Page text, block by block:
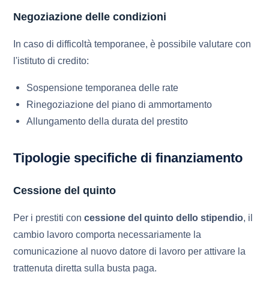
Negoziazione delle condizioni
In caso di difficoltà temporanee, è possibile valutare con
l'istituto di credito:
Sospensione temporanea delle rate
Rinegoziazione del piano di ammortamento
Allungamento della durata del prestito
Tipologie specifiche di finanziamento
Cessione del quinto
Per i prestiti con cessione del quinto dello stipendio, il
cambio lavoro comporta necessariamente la
comunicazione al nuovo datore di lavoro per attivare la
trattenuta diretta sulla busta paga.